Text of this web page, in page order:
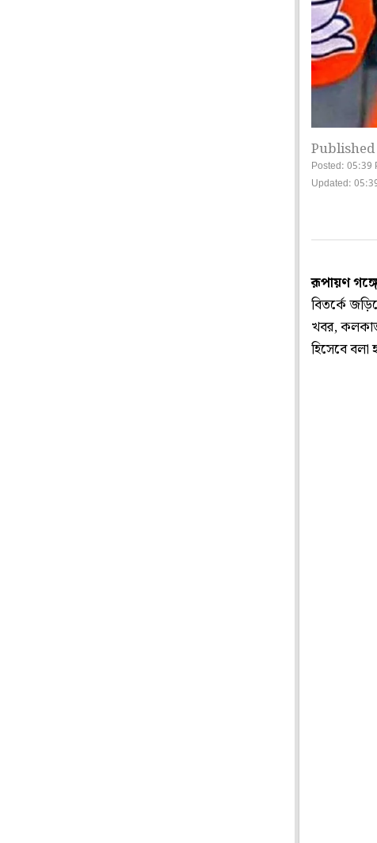
Posted: 05:39
Updated:
রূপায়ণ
বিতর্কে
খবর,
হিসেবে বলা